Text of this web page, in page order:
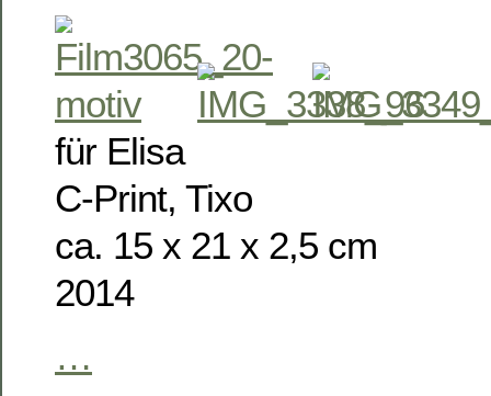
für Elisa
C-Print, Tixo
ca. 15 x 21 x 2,5 cm
2014
…